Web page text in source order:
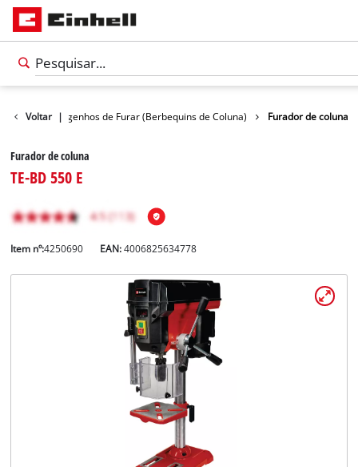
Voltar |Engenhos de Furar (Berbequins de Coluna) Furador de coluna
Furador de coluna
TE-BD 550 E
Item nº:4250690 EAN:4006825634778